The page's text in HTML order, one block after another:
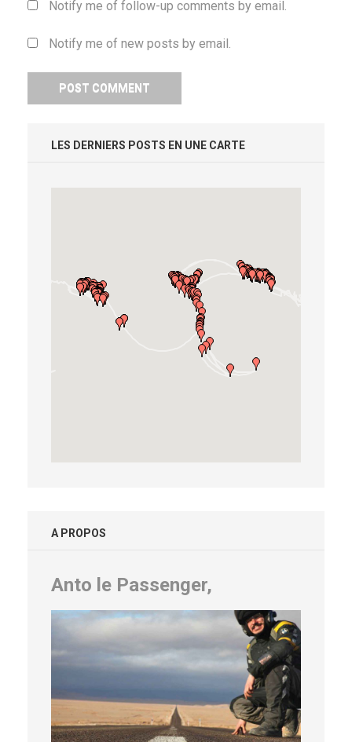
Notify me of follow-up comments by email.
Notify me of new posts by email.
LES DERNIERS POSTS EN UNE CARTE
A PROPOS
Anto le Passenger,